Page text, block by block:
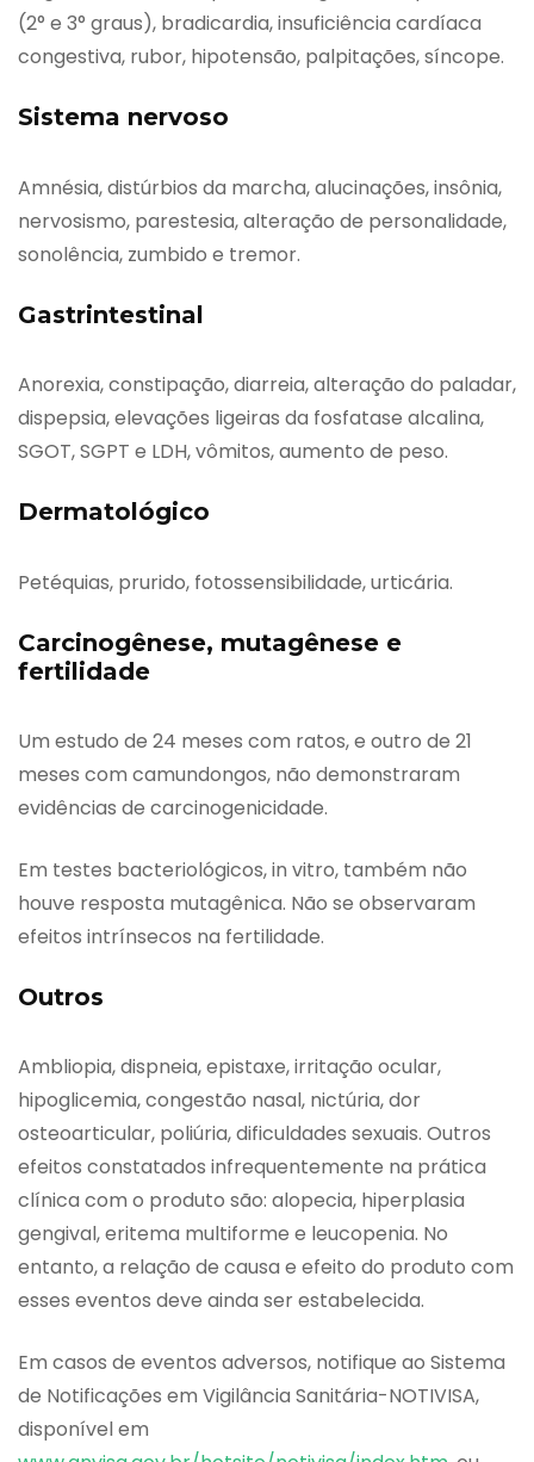
(2° e 3° graus), bradicardia, insuficiência cardíaca
congestiva, rubor, hipotensão, palpitações, síncope.
Sistema nervoso
Amnésia, distúrbios da marcha, alucinações, insônia,
nervosismo, parestesia, alteração de personalidade,
sonolência, zumbido e tremor.
Gastrintestinal
Anorexia, constipação, diarreia, alteração do paladar,
dispepsia, elevações ligeiras da fosfatase alcalina,
SGOT, SGPT e LDH, vômitos, aumento de peso.
Dermatológico
Petéquias, prurido, fotossensibilidade, urticária.
Carcinogênese, mutagênese e
fertilidade
Um estudo de 24 meses com ratos, e outro de 21
meses com camundongos, não demonstraram
evidências de carcinogenicidade.
Em testes bacteriológicos, in vitro, também não
houve resposta mutagênica. Não se observaram
efeitos intrínsecos na fertilidade.
Outros
Ambliopia, dispneia, epistaxe, irritação ocular,
hipoglicemia, congestão nasal, nictúria, dor
osteoarticular, poliúria, dificuldades sexuais. Outros
efeitos constatados infrequentemente na prática
clínica com o produto são: alopecia, hiperplasia
gengival, eritema multiforme e leucopenia. No
entanto, a relação de causa e efeito do produto com
esses eventos deve ainda ser estabelecida.
Em casos de eventos adversos, notifique ao Sistema
de Notificações em Vigilância Sanitária-NOTIVISA,
disponível em